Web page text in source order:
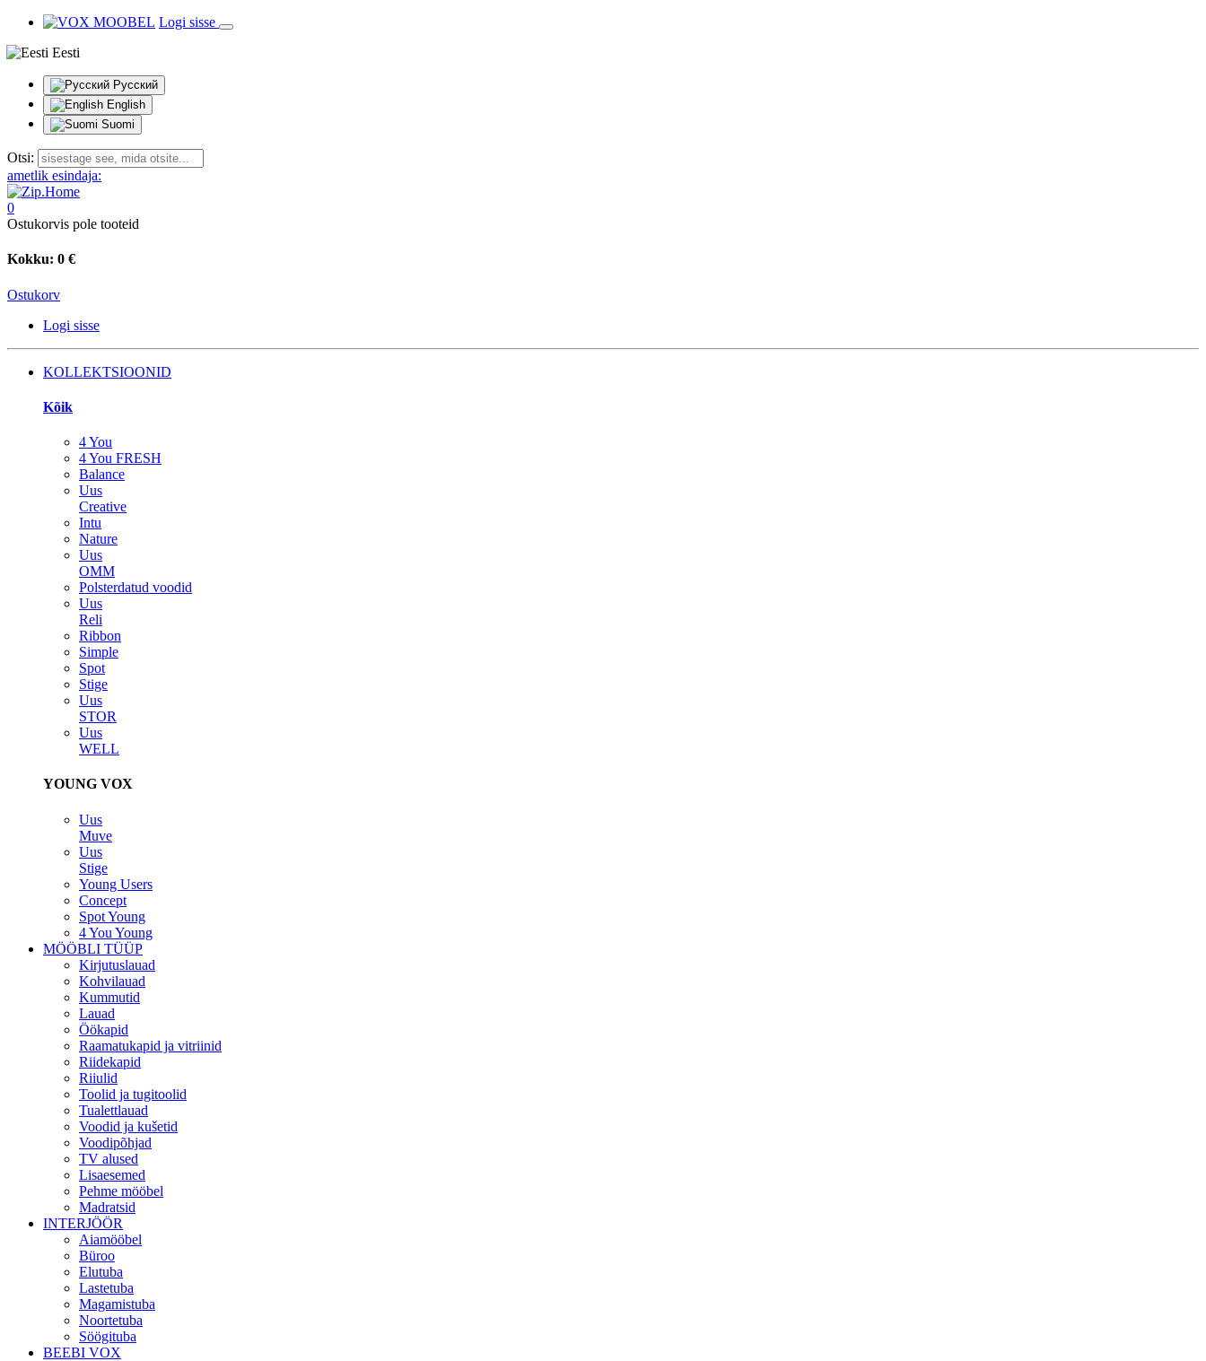
Logi sisse
Eesti
Русский
English
Suomi
Otsi:
ametlik esindaja:
0
Ostukorvis pole tooteid
Kokku: 0 €
Ostukorv
Logi sisse
KOLLEKTSIOONID
Kõik
4 You
4 You FRESH
Balance
Uus
Creative
Intu
Nature
Uus
OMM
Polsterdatud voodid
Uus
Reli
Ribbon
Simple
Spot
Stige
Uus
STOR
Uus
WELL
YOUNG VOX
Uus
Muve
Uus
Stige
Young Users
Concept
Spot Young
4 You Young
MÖÖBLI TÜÜP
Kirjutuslauad
Kohvilauad
Kummutid
Lauad
Öökapid
Raamatukapid ja vitriinid
Riidekapid
Riiulid
Toolid ja tugitoolid
Tualettlauad
Voodid ja kušetid
Voodipõhjad
TV alused
Lisaesemed
Pehme mööbel
Madratsid
INTERJÖÖR
Aiamööbel
Büroo
Elutuba
Lastetuba
Magamistuba
Noortetuba
Söögituba
BEEBI VOX